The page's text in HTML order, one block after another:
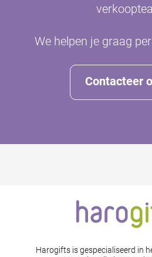
We helpen je graag
Contacteer
Harogifts is gespecialiseerd in